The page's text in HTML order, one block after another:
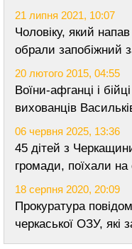
21 липня 2021, 10:07
Чоловіку, який
обрали запобіжний
20 лютого 2015, 04:55
Воїни-афганці і
вихованців
06 червня 2025, 13:36
45 дітей з
громади, поїхали
18 серпня 2020, 20:09
Прокуратура
черкаської ОЗУ, які